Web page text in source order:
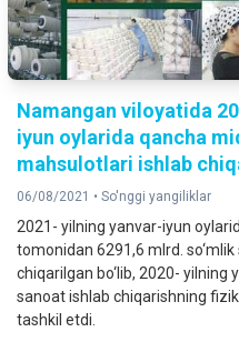
Namangan viloyatida
iyun oylarida qancha
mahsulotlari ishlab
06/08/2021 • So'nggi yangiliklar
2021- yilning yanvar-iyun
tomonidan 6291,6 mlrd.
chiqarilgan bo‘lib, 2020-
sanoat ishlab chiqarishning
tashkil etdi.